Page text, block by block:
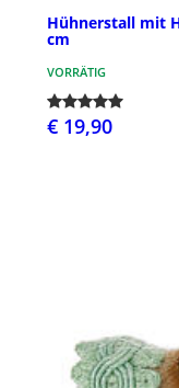
Hühnerstall mit
cm
VORRÄTIG
€ 19,90